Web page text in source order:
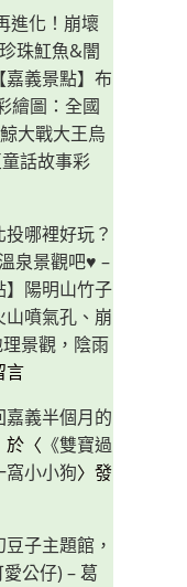
進化！崩壞
珠魟魚&闇
【嘉義景點】布
繪圖：全國
大戰大王烏
話故事彩
投哪裡好玩？
泉景觀吧♥ –
】陽明山竹子
噴氣孔、崩
景觀，陰雨
言
嘉義半個月的
於〈 《雙寶過
窩小小狗〉發
子主題館，
公仔) – 葛